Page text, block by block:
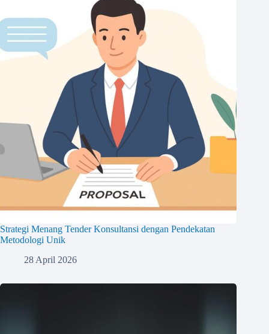
Strategi Menang Tender Konsultansi dengan Pendekatan
Metodologi Unik
28 April 2026